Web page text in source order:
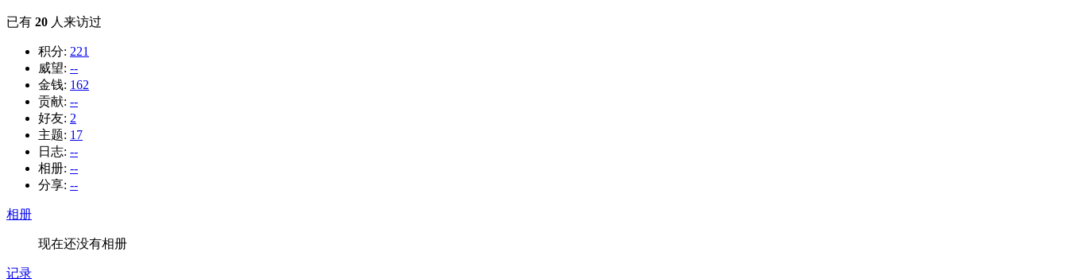
已有 20 人来访过
积分: 221
威望: --
金钱: 162
贡献: --
好友: 2
主题: 17
日志: --
相册: --
分享: --
相册
现在还没有相册
记录